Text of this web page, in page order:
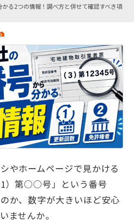
る2つの情報！調べ方と併せて確認すべき項
やホームページで見かける
1）第○○号」という番号
か、数字が大きいほど安心
ませんか。